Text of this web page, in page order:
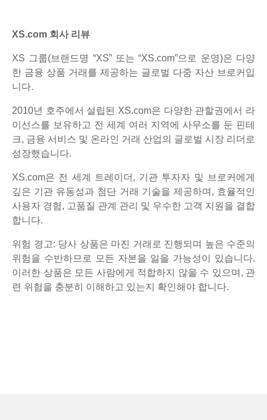
XS.com 회사 리뷰
XS 그룹(브랜드명 “XS” 또는 “XS.com”으로 운영)은 다양
한 금융 상품 거래를 제공하는 글로벌 다중 자산 브로커입
니다.
2010년 호주에서 설립된 XS.com은 다양한 관할권에서 라
이선스를 보유하고 전 세계 여러 지역에 사무소를 둔 핀테
크, 금융 서비스 및 온라인 거래 산업의 글로벌 시장 리더로
성장했습니다.
XS.com은 전 세계 트레이더, 기관 투자자 및 브로커에게
깊은 기관 유동성과 첨단 거래 기술을 제공하며, 효율적인
사용자 경험, 고품질 관계 관리 및 우수한 고객 지원을 결합
합니다.
위험 경고: 당사 상품은 마진 거래로 진행되며 높은 수준의
위험을 수반하므로 모든 자본을 잃을 가능성이 있습니다.
이러한 상품은 모든 사람에게 적합하지 않을 수 있으며, 관
련 위험을 충분히 이해하고 있는지 확인해야 합니다.